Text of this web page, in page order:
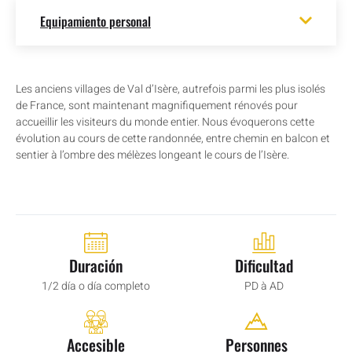
Equipamiento personal
Les anciens villages de Val d’Isère, autrefois parmi les plus isolés
de France, sont maintenant magnifiquement rénovés pour
accueillir les visiteurs du monde entier. Nous évoquerons cette
évolution au cours de cette randonnée, entre chemin en balcon et
sentier à l’ombre des mélèzes longeant le cours de l’Isère.
Duración
1/2 día o día completo
Dificultad
PD à AD
Accesible Personnes